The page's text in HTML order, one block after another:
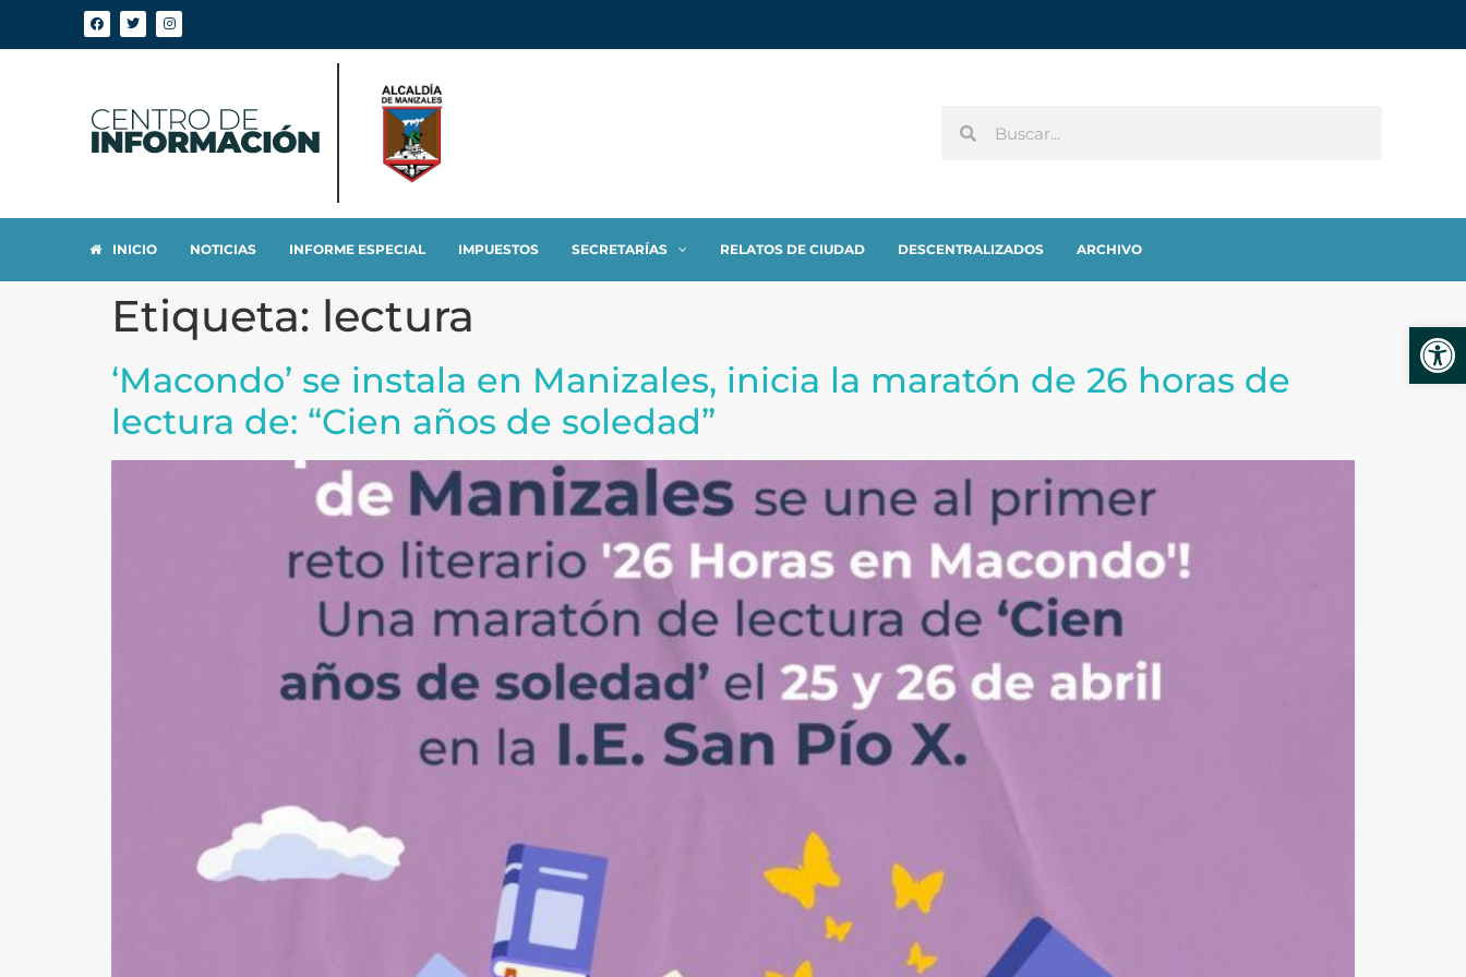
INICIO NOTICIAS INFORME ESPECIAL IMPUESTOS SECRETARÍAS RELATOS DE CIUDAD DESCENTRALIZADOS ARCHIVO
Etiqueta: lectura
‘Macondo’ se instala en Manizales, inicia la maratón de 26 horas de
lectura de: “Cien años de soledad”